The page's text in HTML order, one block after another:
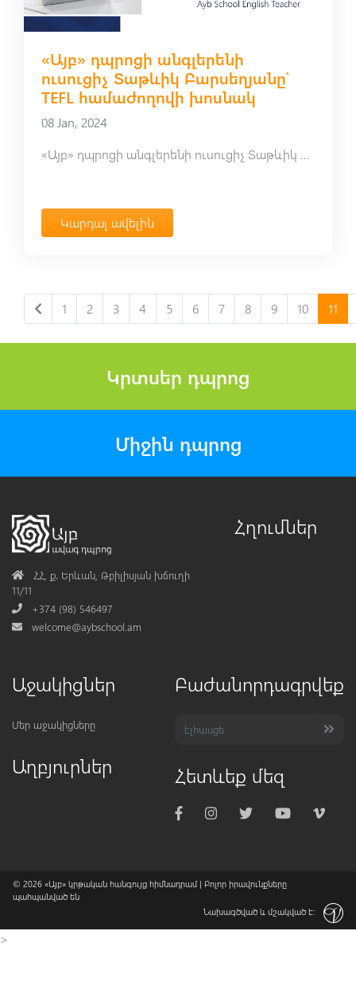
«Այբ» դպրոցի անգլերենի
ուսուցիչ Տաթևիկ Բարսեղյանը՝
TEFL համաժողովի խոսնակ
08 Jan, 2024
«Այբ» դպրոցի անգլերենի ուսուցիչ Տաթևիկ Բարսեղյանը՝ TEFL համաժողովի խոսնակ
Կարդալ ավելին
1 2 3 4 5 6 7 8 9 10 11
Կրտսեր դպրոց
Միջին դպրոց
AddressՀՀ, ք․ Երևան, Թբիլիսյան խճուղի
11/11
Phone+374 (98) 546497
Mail
welcome@aybschool.am
Հղումներ
Աջակիցներ
Մեր աջակիցները
Աղբյուրներ
Բաժանորդագրվեք
Հետևեք մեզ
© 2026 «Այբ» կրթական հանգույց հիմնադրամ| Բոլոր իրավունքները
պահպանված են
Նախագծված և մշակված է:
>